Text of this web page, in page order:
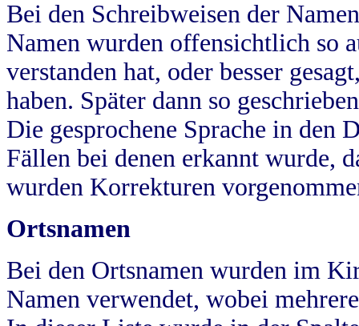
Bei den Schreibweisen der
Namen wurden offensichtlich so
verstanden hat, oder besser
haben. Später dann so
Die gesprochene Sprache in
Fällen bei denen erkannt wurde,
wurden Korrekturen
Ortsnamen
Bei den Ortsnamen wurden im
Namen verwendet, wobei